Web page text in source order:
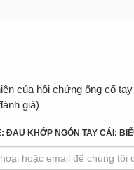
của hội chứng ống cổ tay
giá)
ĐAU KHỚP NGÓN TAY CÁI: